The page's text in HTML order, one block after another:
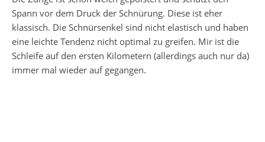
Spann vor dem Druck der Schnürung. Diese ist eher
klassisch. Die Schnürsenkel sind nicht elastisch und haben
eine leichte Tendenz nicht optimal zu greifen. Mir ist die
Schleife auf den ersten Kilometern (allerdings auch nur da)
immer mal wieder auf gegangen.